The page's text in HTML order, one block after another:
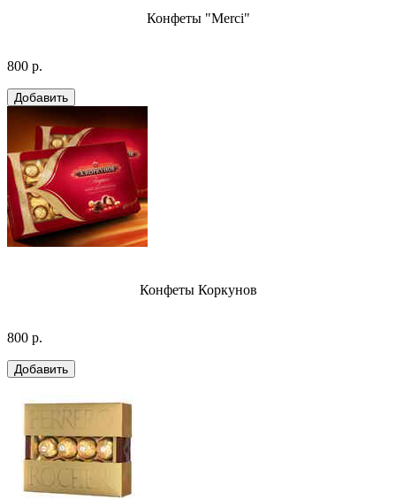
Конфеты "Merci"
800 р.
Конфеты Коркунов
800 р.